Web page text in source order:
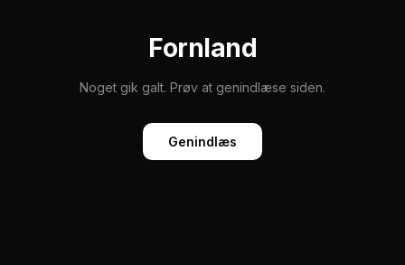
Fornland
Noget gik galt. Prøv at genindlæse siden.
Genindlæs